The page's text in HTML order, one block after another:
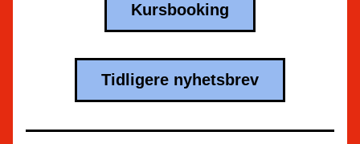
Kursbooking
Tidligere nyhetsbrev